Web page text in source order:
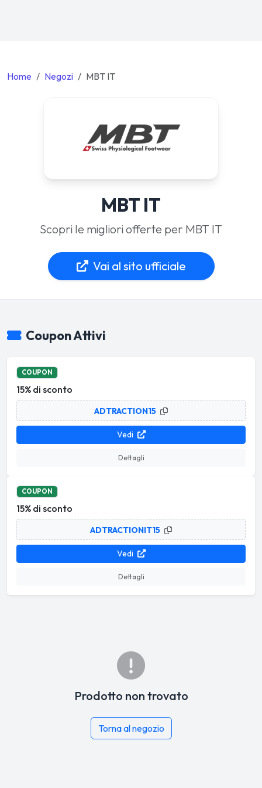
Home Negozi MBT IT
MBT IT
Scopri le migliori offerte per MBT IT
Vai al sito ufficiale
Coupon Attivi
COUPON
15% di sconto
ADTRACTION15
Vedi
Dettagli
COUPON
15% di sconto
ADTRACTIONIT15
Vedi
Dettagli
Prodotto non trovato
Torna al negozio